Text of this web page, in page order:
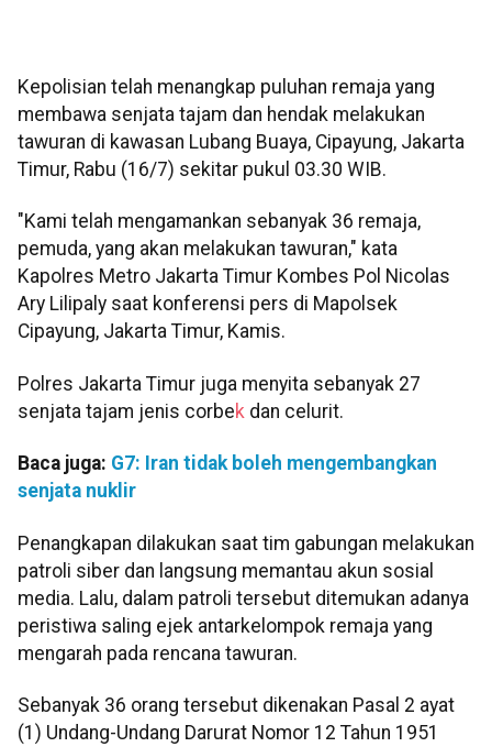
Kepolisian telah menangkap puluhan remaja yang
membawa senjata tajam dan hendak melakukan
tawuran di kawasan Lubang Buaya, Cipayung, Jakarta
Timur, Rabu (16/7) sekitar pukul 03.30 WIB.
"Kami telah mengamankan sebanyak 36 remaja,
pemuda, yang akan melakukan tawuran," kata
Kapolres Metro Jakarta Timur Kombes Pol Nicolas
Ary Lilipaly saat konferensi pers di Mapolsek
Cipayung, Jakarta Timur, Kamis.
Polres Jakarta Timur juga menyita sebanyak 27
senjata tajam jenis corbek dan celurit.
Baca juga: G7: Iran tidak boleh mengembangkan
senjata nuklir
Penangkapan dilakukan saat tim gabungan melakukan
patroli siber dan langsung memantau akun sosial
media. Lalu, dalam patroli tersebut ditemukan adanya
peristiwa saling ejek antarkelompok remaja yang
mengarah pada rencana tawuran.
Sebanyak 36 orang tersebut dikenakan Pasal 2 ayat
(1) Undang-Undang Darurat Nomor 12 Tahun 1951